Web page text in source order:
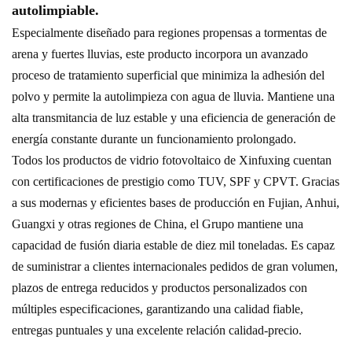
autolimpiable.
Especialmente diseñado para regiones propensas a tormentas de
arena y fuertes lluvias, este producto incorpora un avanzado
proceso de tratamiento superficial que minimiza la adhesión del
polvo y permite la autolimpieza con agua de lluvia. Mantiene una
alta transmitancia de luz estable y una eficiencia de generación de
energía constante durante un funcionamiento prolongado.
Todos los productos de vidrio fotovoltaico de Xinfuxing cuentan
con certificaciones de prestigio como TUV, SPF y CPVT. Gracias
a sus modernas y eficientes bases de producción en Fujian, Anhui,
Guangxi y otras regiones de China, el Grupo mantiene una
capacidad de fusión diaria estable de diez mil toneladas. Es capaz
de suministrar a clientes internacionales pedidos de gran volumen,
plazos de entrega reducidos y productos personalizados con
múltiples especificaciones, garantizando una calidad fiable,
entregas puntuales y una excelente relación calidad-precio.